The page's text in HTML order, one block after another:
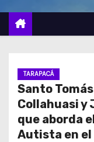
TARAPACÁ
Santo
Collahuasi y
que aborda
Autista en